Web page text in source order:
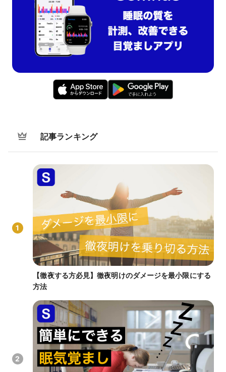
記事ランキング
1
【徹夜する方必見】徹夜明けのダメージを最小限にする
方法
2